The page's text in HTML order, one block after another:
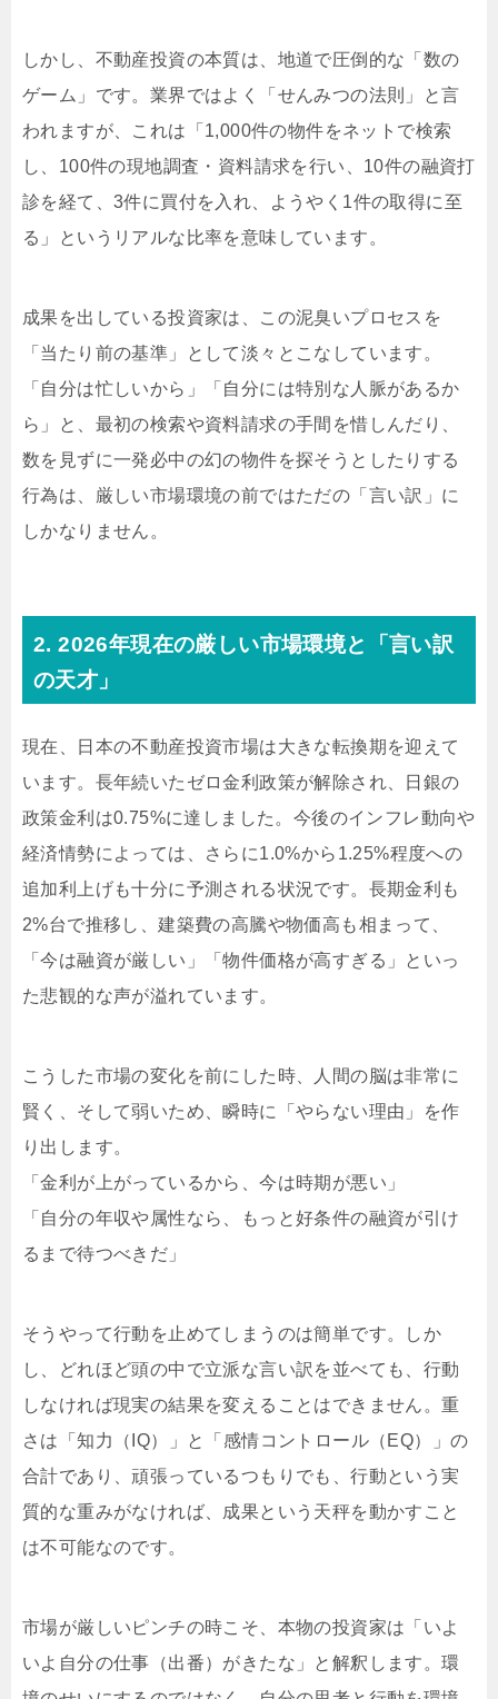
しかし、不動産投資の本質は、地道で圧倒的な「数の
ゲーム」です。業界ではよく「せんみつの法則」と言
われますが、これは「1,000件の物件をネットで検索
し、100件の現地調査・資料請求を行い、10件の融資打
診を経て、3件に買付を入れ、ようやく1件の取得に至
る」というリアルな比率を意味しています。
成果を出している投資家は、この泥臭いプロセスを
「当たり前の基準」として淡々とこなしています。
「自分は忙しいから」「自分には特別な人脈があるか
ら」と、最初の検索や資料請求の手間を惜しんだり、
数を見ずに一発必中の幻の物件を探そうとしたりする
行為は、厳しい市場環境の前ではただの「言い訳」に
しかなりません。
2. 2026年現在の厳しい市場環境と「言い訳
の天才」
現在、日本の不動産投資市場は大きな転換期を迎えて
います。長年続いたゼロ金利政策が解除され、日銀の
政策金利は0.75%に達しました。今後のインフレ動向や
経済情勢によっては、さらに1.0%から1.25%程度への
追加利上げも十分に予測される状況です。長期金利も
2%台で推移し、建築費の高騰や物価高も相まって、
「今は融資が厳しい」「物件価格が高すぎる」といっ
た悲観的な声が溢れています。
こうした市場の変化を前にした時、人間の脳は非常に
賢く、そして弱いため、瞬時に「やらない理由」を作
り出します。
「金利が上がっているから、今は時期が悪い」
「自分の年収や属性なら、もっと好条件の融資が引け
るまで待つべきだ」
そうやって行動を止めてしまうのは簡単です。しか
し、どれほど頭の中で立派な言い訳を並べても、行動
しなければ現実の結果を変えることはできません。重
さは「知力（IQ）」と「感情コントロール（EQ）」の
合計であり、頑張っているつもりでも、行動という実
質的な重みがなければ、成果という天秤を動かすこと
は不可能なのです。
市場が厳しいピンチの時こそ、本物の投資家は「いよ
いよ自分の仕事（出番）がきたな」と解釈します。環